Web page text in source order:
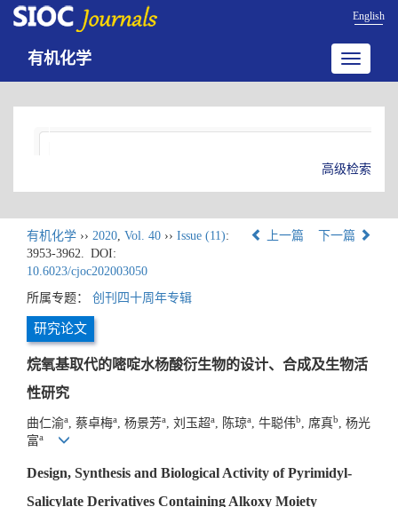
English
Toggle
有机化学
高级检索
有机化学 ›› 2020, Vol. 40 ›› Issue (11):
3953-3962. DOI:
10.6023/cjoc202003050
上一篇 下一篇
所属专题： 创刊四十周年专辑
研究论文
烷氧基取代的嘧啶水杨酸衍生物的设计、合成及生物活
性研究
曲仁渝a , 蔡卓梅a , 杨景芳a , 刘玉超a , 陈琼a , 牛聪伟b , 席真b
, 杨光
富a
Design, Synthesis and Biological Activity of Pyrimidyl-
Salicylate Derivatives Containing Alkoxy Moiety